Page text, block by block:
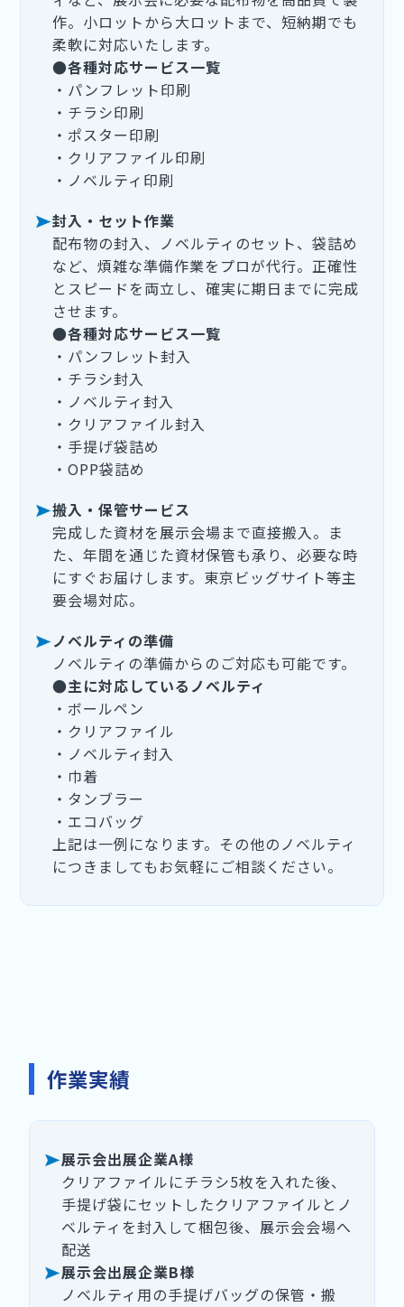
作。小ロットから大ロットまで、短納期でも
柔軟に対応いたします。
●各種対応サービス一覧
・パンフレット印刷
・チラシ印刷
・ポスター印刷
・クリアファイル印刷
・ノベルティ印刷
封入・セット作業
配布物の封入、ノベルティのセット、袋詰め
など、煩雑な準備作業をプロが代行。正確性
とスピードを両立し、確実に期日までに完成
させます。
●各種対応サービス一覧
・パンフレット封入
・チラシ封入
・ノベルティ封入
・クリアファイル封入
・手提げ袋詰め
・OPP袋詰め
搬入・保管サービス
完成した資材を展示会場まで直接搬入。ま
た、年間を通じた資材保管も承り、必要な時
にすぐお届けします。東京ビッグサイト等主
要会場対応。
ノベルティの準備
ノベルティの準備からのご対応も可能です。
●主に対応しているノベルティ
・ボールペン
・クリアファイル
・ノベルティ封入
・巾着
・タンブラー
・エコバッグ
上記は一例になります。その他のノベルティ
につきましてもお気軽にご相談ください。
作業実績
展示会出展企業A様
クリアファイルにチラシ5枚を入れた後、
手提げ袋にセットしたクリアファイルとノ
ベルティを封入して梱包後、展示会会場へ
配送
展示会出展企業B様
ノベルティ用の手提げバッグの保管・搬